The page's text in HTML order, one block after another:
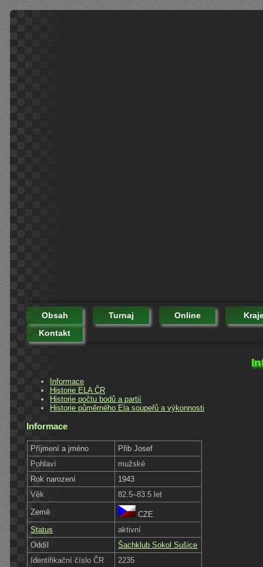
Obsah Turnaj Online
Kontakt
Informace
Historie ELA ČR
Historie počtu bodů a partií
Historie půměrného Ela soupeřů a výkonnosti
Informace
Příjmení a jméno
Přib Josef
Pohlaví
mužské
Rok narození
1943
Věk
82.5–83.5 let
Země
CZE
Status
aktivní
Oddíl
Šachklub Sokol Sušice
Identifikační číslo ČR
2235